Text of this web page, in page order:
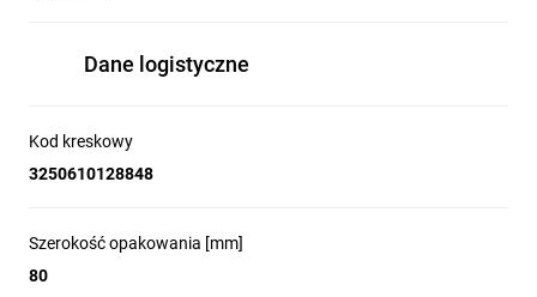
Dane logistyczne
Kod kreskowy
3250610128848
Szerokość opakowania [mm]
80